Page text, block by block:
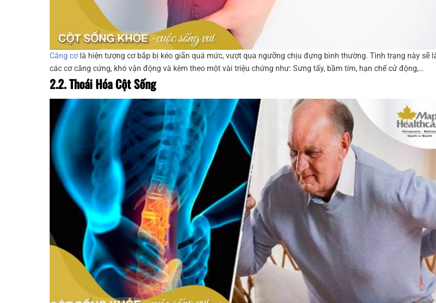
Căng cơlà hiện tượng cơ bắp bị kéo giãn quá mức, vượt qua ngưỡng chịu đựng bình thường. Tình trạng này sẽ
các cơ căng cứng, khó vận động và kèm theo một vài triệu chứng như: Sưng tấy, bầm tím, hạn chế cử động,…
2.2. Thoái Hóa Cột Sống